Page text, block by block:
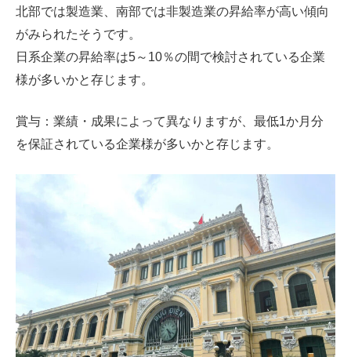
北部では製造業、南部では非製造業の昇給率が高い傾向
がみられたそうです。
日系企業の昇給率は5～10％の間で検討されている企業
様が多いかと存じます。
賞与：業績・成果によって異なりますが、最低1か月分
を保証されている企業様が多いかと存じます。